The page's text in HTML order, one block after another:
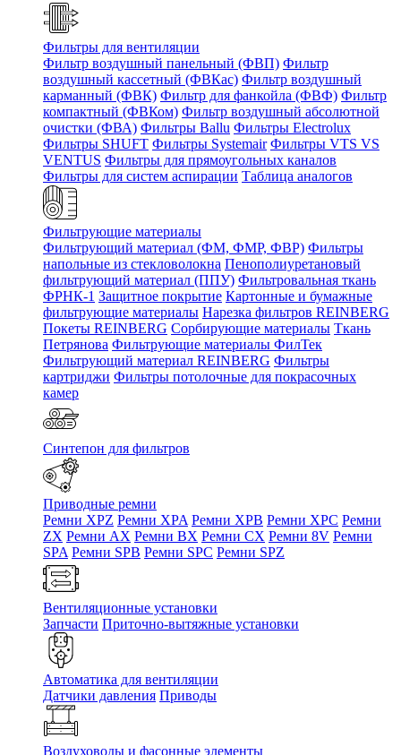
Фильтры для вентиляции
Фильтр воздушный панельный (ФВП) Фильтр
воздушный кассетный (ФВКас) Фильтр воздушный
карманный (ФВК) Фильтр для фанкойла (ФВФ) Фильтр
компактный (ФВКом) Фильтр воздушный абсолютной
очистки (ФВА) Фильтры Ballu Фильтры Electrolux
Фильтры SHUFT Фильтры Systemair Фильтры VTS VS
VENTUS Фильтры для прямоугольных каналов
Фильтры для систем аспирации Таблица аналогов
Фильтрующие материалы
Фильтрующий материал (ФМ, ФМР, ФВР) Фильтры
напольные из стекловолокна Пенополиуретановый
фильтрующий материал (ППУ) Фильтровальная ткань
ФРНК-1 Защитное покрытие Картонные и бумажные
фильтрующие материалы Нарезка фильтров REINBERG
Покеты REINBERG Сорбирующие материалы Ткань
Петрянова Фильтрующие материалы ФилТек
Фильтрующий материал REINBERG Фильтры
картриджи Фильтры потолочные для покрасочных
камер
Синтепон для фильтров
Приводные ремни
Ремни XPZ Ремни XPA Ремни XPB Ремни XPC Ремни
ZX Ремни AX Ремни BX Ремни CX Ремни 8V Ремни
SPA Ремни SPB Ремни SPC Ремни SPZ
Вентиляционные установки
Запчасти Приточно-вытяжные установки
Автоматика для вентиляции
Датчики давления Приводы
Воздуховоды и фасонные элементы